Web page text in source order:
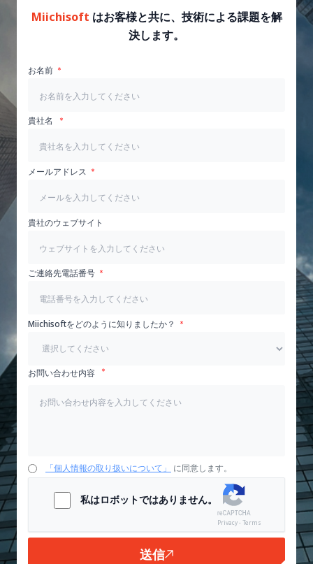
Miichisoft はお客様と共に、技術による課題を解
決します。
お名前
貴社名
メールアドレス
貴社のウェブサイト
ご連絡先電話番号
Miichisoftをどのように知りましたか？
お問い合わせ内容
「個人情報の取り扱いについて」 に同意します。
私はロボットではありません。
Privacy - Terms
送信